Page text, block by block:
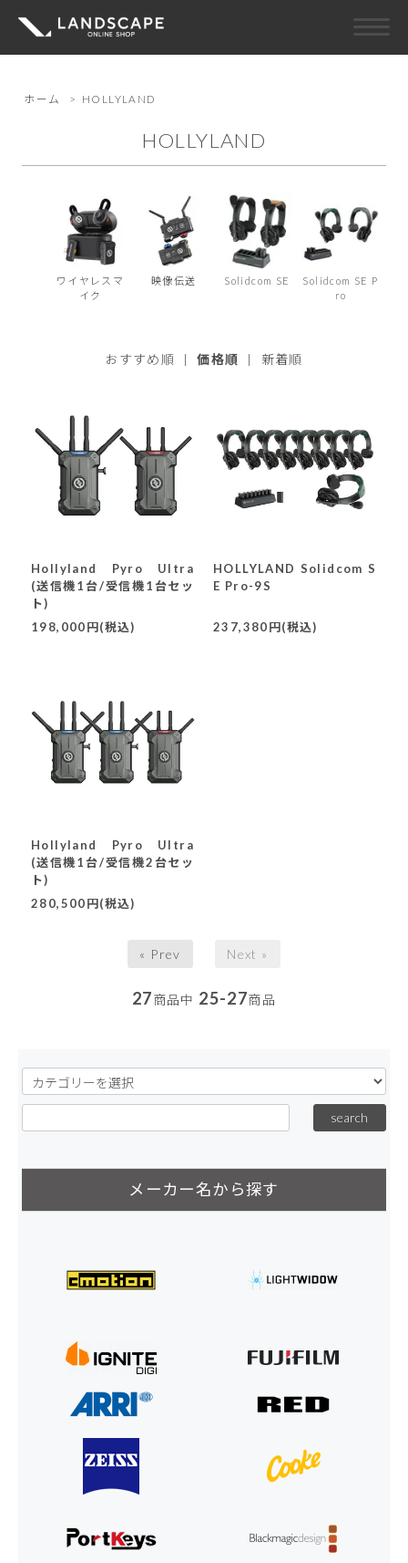
ホーム > HOLLYLAND
HOLLYLAND
ワイヤレスマ
イク
映像伝送 Solidcom SE
Solidcom SE P
ro
おすすめ順 |価格順 | 新着順
Hollyland Pyro Ultra
(送信機1台/受信機1台セッ
ト)
198,000円(税込)
HOLLYLAND Solidcom S
E Pro-9S
237,380円(税込)
Hollyland Pyro Ultra
(送信機1台/受信機2台セッ
ト)
280,500円(税込)
« Prev Next »
27商品中 25-27商品
メーカー名から探す